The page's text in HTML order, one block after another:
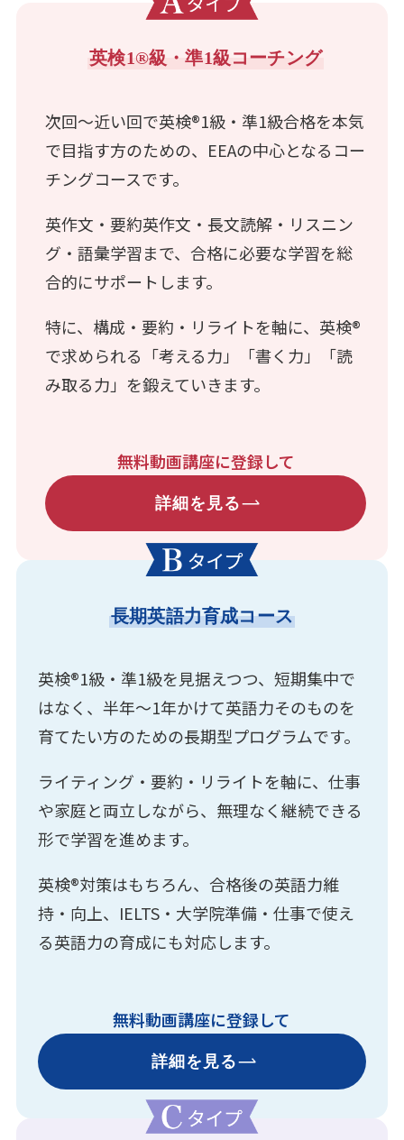
英検1®級・準1級コーチング
次回〜近い回で英検®1級・準1級合格を本気
で目指す方のための、EEAの中心となるコー
チングコースです。
英作文・要約英作文・長文読解・リスニン
グ・語彙学習まで、合格に必要な学習を総
合的にサポートします。
特に、構成・要約・リライトを軸に、英検®
で求められる「考える力」「書く力」「読
み取る力」を鍛えていきます。
無料動画講座に登録して
詳細を見る
長期英語力育成コース
英検®1級・準1級を見据えつつ、短期集中で
はなく、半年〜1年かけて英語力そのものを
育てたい方のための長期型プログラムです。
ライティング・要約・リライトを軸に、仕事
や家庭と両立しながら、無理なく継続できる
形で学習を進めます。
英検®対策はもちろん、合格後の英語力維
持・向上、IELTS・大学院準備・仕事で使え
る英語力の育成にも対応します。
無料動画講座に登録して
詳細を見る